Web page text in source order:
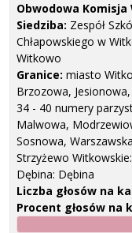
Obwodowa Komisja
Siedziba: Zespół
Chłapowskiego w
Witkowo
Granice: miasto
Brzozowa,
34 - 40 numery
Malwowa,
Sosnowa,
Strzyżewo
Dębina: Dębina
Liczba głosów na
Procent głosów na